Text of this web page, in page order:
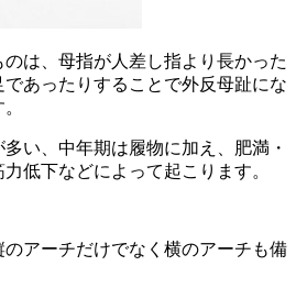
は、母指が人差し指より長かった
あったりすることで外反母趾にな
い、中年期は履物に加え、肥満・
低下などによって起こります。
アーチだけでなく横のアーチも備